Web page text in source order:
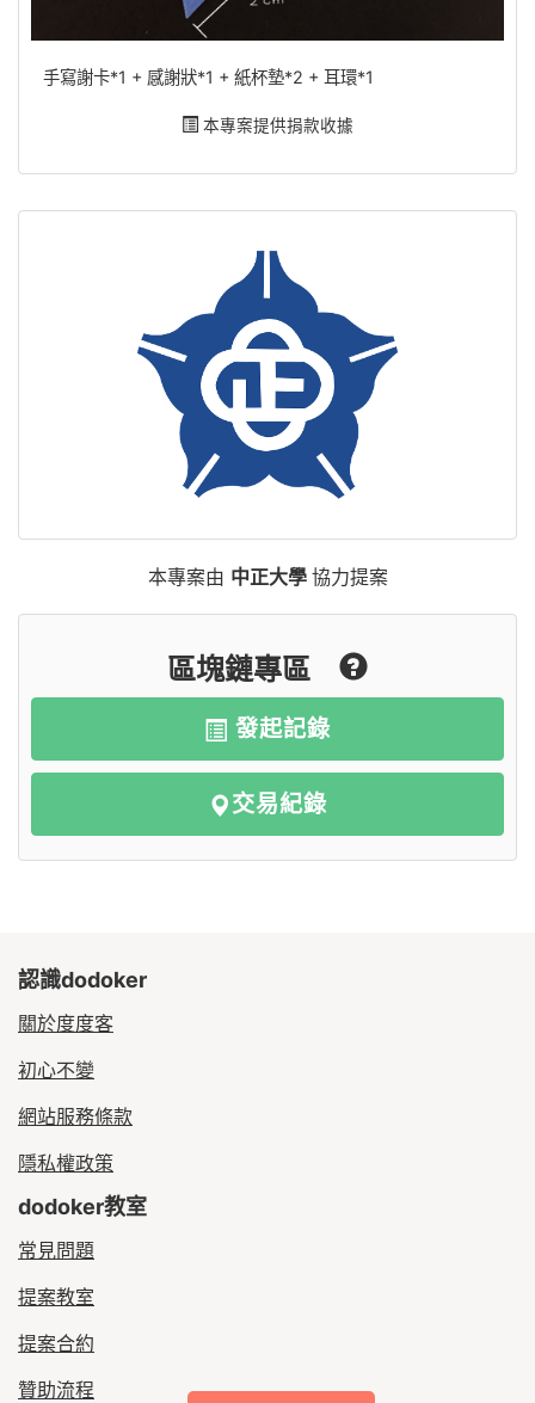
手寫謝卡*1 + 感謝狀*1 + 紙杯墊*2 + 耳環*1
本專案提供捐款收據
本專案由 中正大學 協力提案
區塊鏈專區
發起記錄
交易紀錄
認識dodoker
關於度度客
初心不變
網站服務條款
隱私權政策
dodoker教室
常見問題
提案教室
提案合約
贊助流程